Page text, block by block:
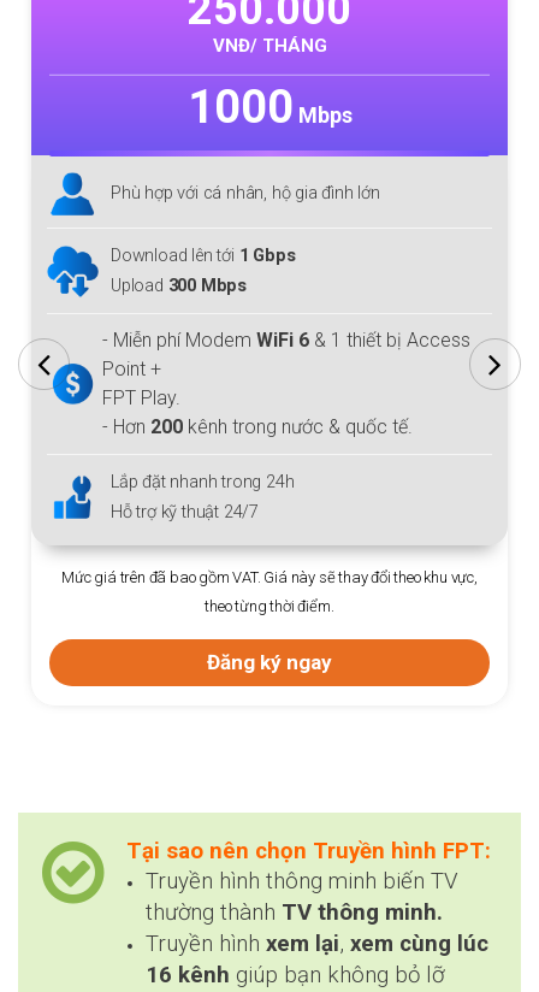
VNĐ/ THÁNG
1000 Mbps
Phù hợp với cá nhân, hộ gia đình lớn
Download lên tới 1 Gbps
Upload 300 Mbps
- Miễn phí Modem WiFi 6 & 1 thiết bị Access
Point +
FPT Play.
- Hơn 200 kênh trong nước & quốc tế.
Lắp đặt nhanh trong 24h
Hỗ trợ kỹ thuật 24/7
Mức giá trên đã bao gồm VAT. Giá này sẽ thay đổi theo khu vực,
theo từng thời điểm.
Đăng ký ngay
Tại sao nên chọn Truyền hình FPT:
Truyền hình thông minh biến TV
thường thành TV thông minh.
Truyền hình xem lại, xem cùng lúc
16 kênh giúp bạn không bỏ lỡ